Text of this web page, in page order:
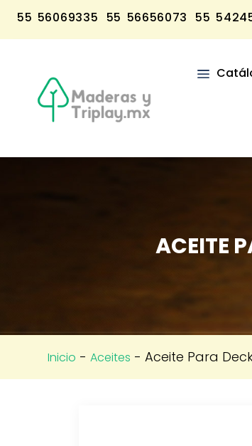
55 56069335 55 56656073 55
ACEITE
Inicio -Aceites - Aceite Para